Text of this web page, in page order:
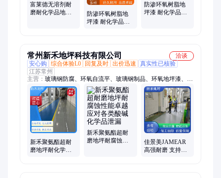
富莱德无溶剂耐
磨耐化学品地坪
防渗环氧树脂地
坪漆 耐化学品腐
防渗环氧树脂地
坪漆 耐化学品腐
常州新禾地坪科技有限公司
洽谈
安心购
综合体验L0 回复及时 出价迅速
真实性已核验
江苏常州
主营： 玻璃钢防腐、环氧自流平、玻璃钢制品、环氧地坪漆、聚
氨酯砂浆地坪、固化地坪、不发火防静电地坪、FRP玻璃钢水
箱、碳钢池体、玻璃钢一体化污水处理设备
新禾聚氨酯超耐
磨地坪耐化学品
新禾聚氨酯超耐
磨地坪耐腐蚀性
佳景美JAMEAR
高强耐磨 支持定